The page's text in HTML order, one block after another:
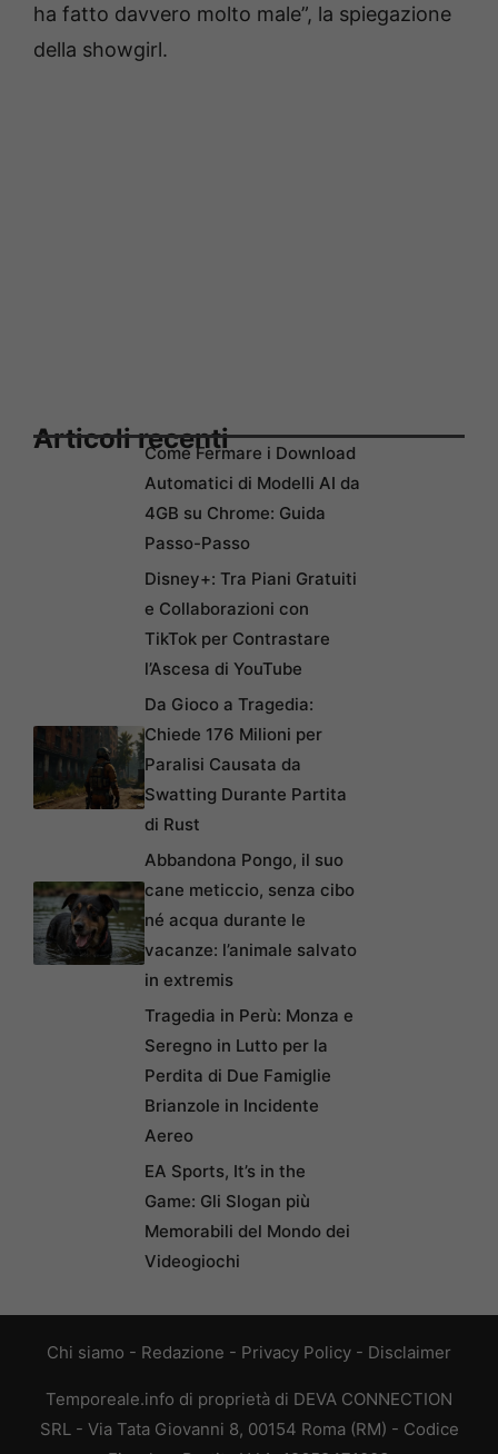
ha fatto davvero molto male”, la spiegazione
della showgirl.
Articoli recentiCome Fermare i Download
Automatici di Modelli AI da
4GB su Chrome: Guida
Passo-Passo
Disney+: Tra Piani Gratuiti
e Collaborazioni con
TikTok per Contrastare
l’Ascesa di YouTube
Da Gioco a Tragedia:
Chiede 176 Milioni per
Paralisi Causata da
Swatting Durante Partita
di Rust
Abbandona Pongo, il suo
cane meticcio, senza cibo
né acqua durante le
vacanze: l’animale salvato
in extremis
Tragedia in Perù: Monza e
Seregno in Lutto per la
Perdita di Due Famiglie
Brianzole in Incidente
Aereo
EA Sports, It’s in the
Game: Gli Slogan più
Memorabili del Mondo dei
Videogiochi
Chi siamo - Redazione - Privacy Policy - Disclaimer
Temporeale.info di proprietà di DEVA CONNECTION
SRL - Via Tata Giovanni 8, 00154 Roma (RM) - Codice